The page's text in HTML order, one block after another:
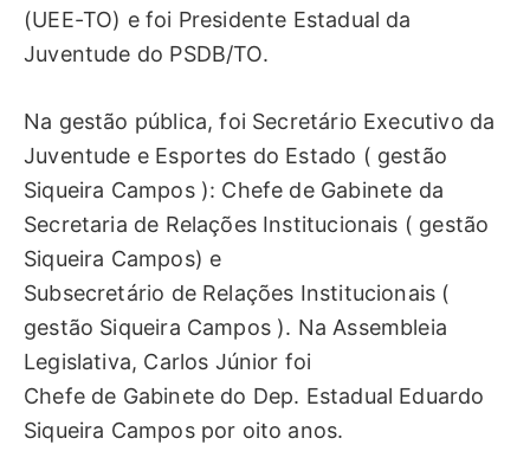
(UEE-TO) e foi Presidente Estadual da
Juventude do PSDB/TO.
Na gestão pública, foi Secretário Executivo da
Juventude e Esportes do Estado ( gestão
Siqueira Campos ): Chefe de Gabinete da
Secretaria de Relações Institucionais ( gestão
Siqueira Campos) e
Subsecretário de Relações Institucionais (
gestão Siqueira Campos ). Na Assembleia
Legislativa, Carlos Júnior foi
Chefe de Gabinete do Dep. Estadual Eduardo
Siqueira Campos por oito anos.